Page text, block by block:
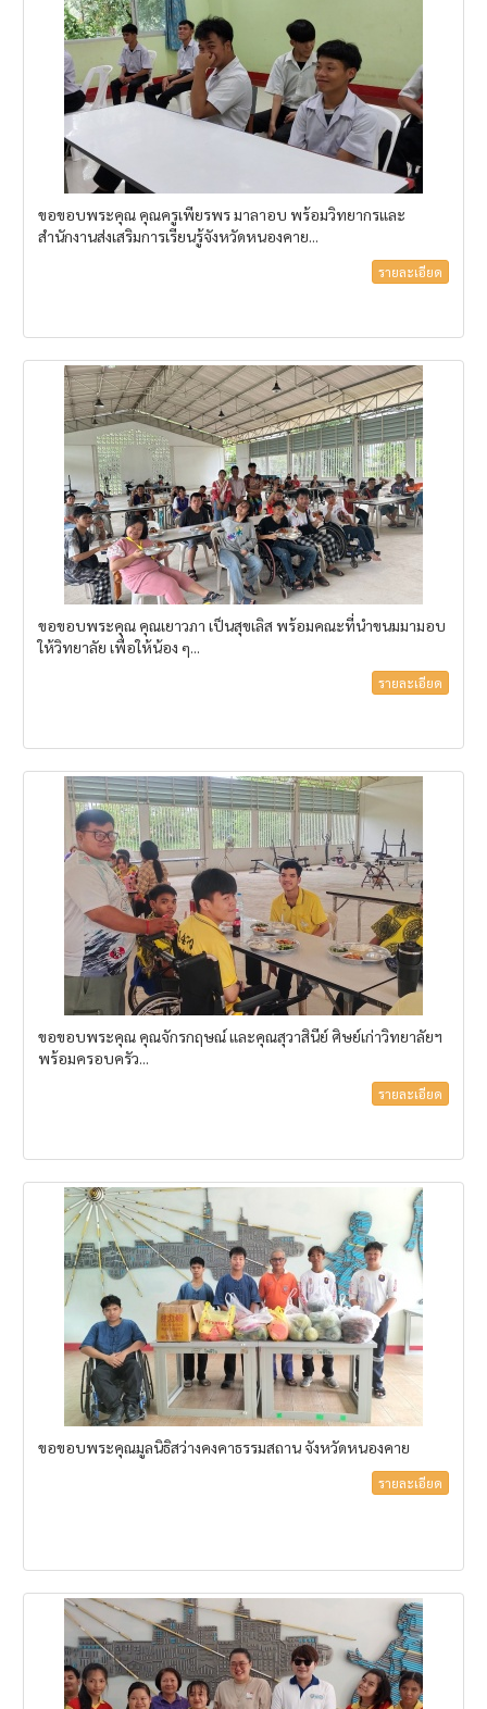
ขอขอบพระคุณ คุณครูเพียรพร มาลาอบ พร้อมวิทยากรและ
สำนักงานส่งเสริมการเรียนรู้จังหวัดหนองคาย...
รายละเอียด
ขอขอบพระคุณ คุณเยาวภา เป็นสุขเลิส พร้อมคณะที่นำขนมมามอบ
ให้วิทยาลัย เพื่อให้น้อง ๆ...
รายละเอียด
ขอขอบพระคุณ คุณจักรกฤษณ์ และคุณสุวาสินีย์ ศิษย์เก่าวิทยาลัยฯ
พร้อมครอบครัว...
รายละเอียด
ขอขอบพระคุณมูลนิธิสว่างคงคาธรรมสถาน จังหวัดหนองคาย
รายละเอียด